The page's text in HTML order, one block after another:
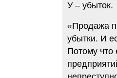
У – убыток.
«Продажа
убытки. И
Потому что